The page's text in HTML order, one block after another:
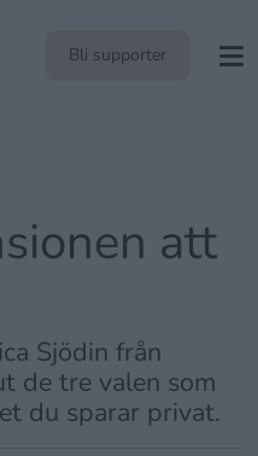
Bli supporter
att
Sjödin från
de tre valen som
du sparar privat.